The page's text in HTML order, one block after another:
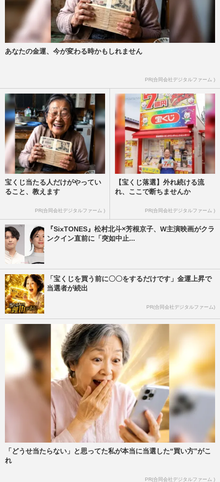
あなたの金運、今が変わる時かもしれません
PR(合同会社デジタルファーム )
宝くじ当たる人だけがやってい
ること、教えます
PR(合同会社デジタルファーム )
【宝くじ落選】外れ続ける流
れ、ここで断ちませんか
PR(合同会社デジタルファーム )
『SixTONES』松村北斗×芳根京子、W主演映画がクラ
ンクイン直前に「突如中止...
「宝くじを買う前に〇〇をするだけです」金運上昇で
当選者が続出
PR(合同会社デジタルファーム)
「どうせ当たらない」と思ってた私が本当に当選した“買い方”がこ
れ
PR(合同会社デジタルファーム )